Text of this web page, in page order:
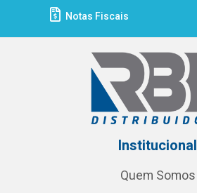
Notas Fiscais
Institucional
Quem Somos